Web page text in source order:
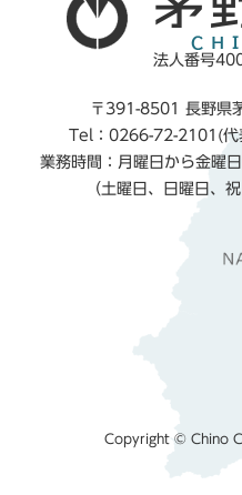
法人番号
〒391-8501 長野県
Tel：0266-72-2101(
業務時間：月曜日から金曜
（土曜日、日曜日、
Copyright © Chino